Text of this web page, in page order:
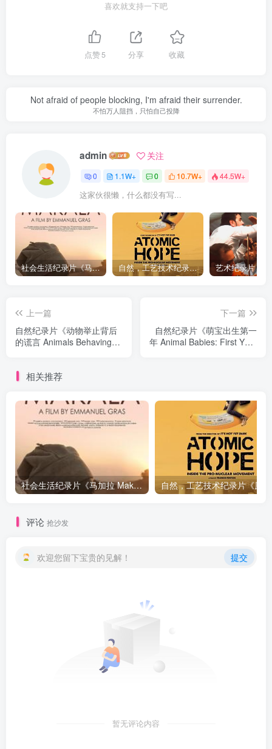
喜欢就支持一下吧
点赞5 分享 收藏
Not afraid of people blocking, I'm afraid their surrender.
不怕万人阻挡，只怕自己投降
admin 关注
0 1.1W+ 0 10.7W+ 44.5W+
这家伙很懒，什么都没有写...
社会生活纪录片《马加拉 Makala》下载 自然，工艺技术纪录片《原子能的希望 Atomic Hope – Inside the Pro-Nuclear Movement》下载
上一篇
自然纪录片《动物举止背后
的谎言 Animals Behaving
下一篇
自然纪录片《萌宝出生第一
年 Animal Babies: First Year
相关推荐
社会生活纪录片《马加拉 Makala》下载
评论 抢沙发
欢迎您留下宝贵的见解！ 提交
暂无评论内容